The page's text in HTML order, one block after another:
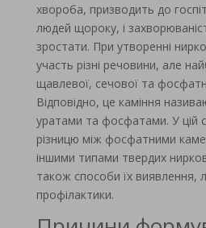
хвороба, призводить до
людей щороку, і
зростати. При утворенні
участь різні речовини, але
щавлевої, сечової та
Відповідно, це каміння
уратами та фосфатами. У цій
різницю між фосфатними
іншими типами твердих
також способи їх виявлення,
профілактики.